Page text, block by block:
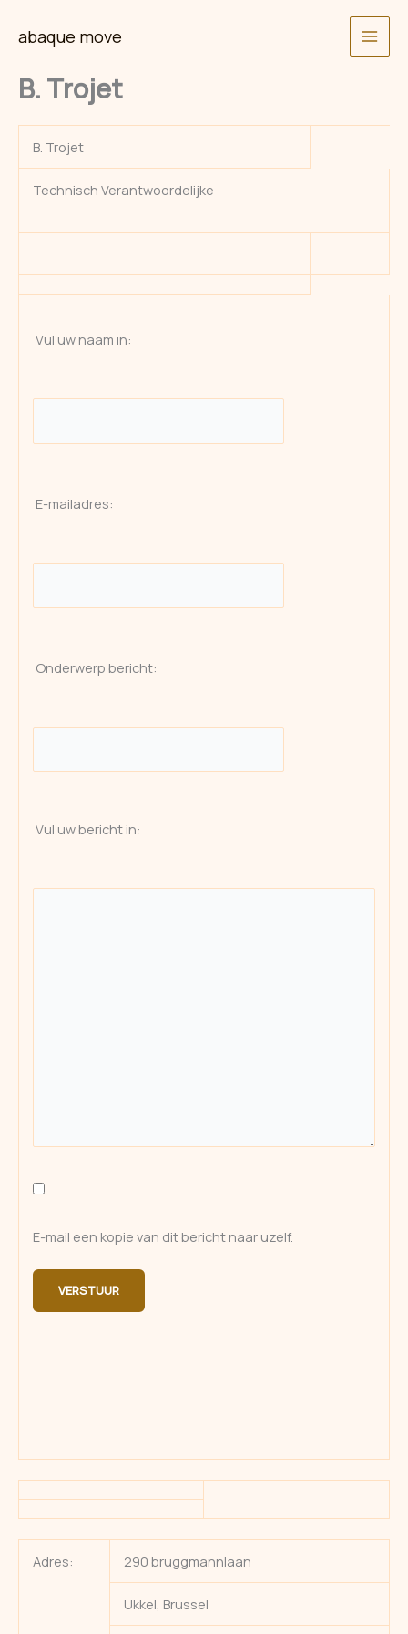
abaque move
B. Trojet
B. Trojet
Technisch Verantwoordelijke
Vul uw naam in:
E-mailadres:
Onderwerp bericht:
Vul uw bericht in:
E-mail een kopie van dit bericht naar uzelf.
VERSTUUR
Adres: 290 bruggmannlaan
Ukkel, Brussel